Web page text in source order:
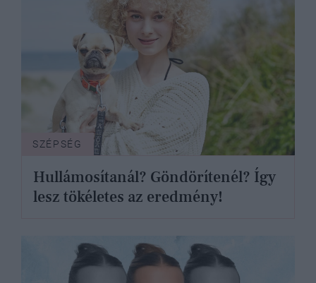
SZÉPSÉG
Hullámosítanál? Göndörítenél? Így
lesz tökéletes az eredmény!